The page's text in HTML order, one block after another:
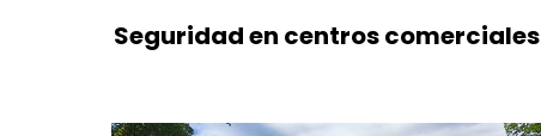
Seguridad en centros comerciales